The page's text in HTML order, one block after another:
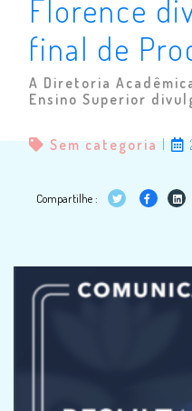
Florence
final de
A Diretoria
Ensino Superior
Sem categoria
Compartilhe :